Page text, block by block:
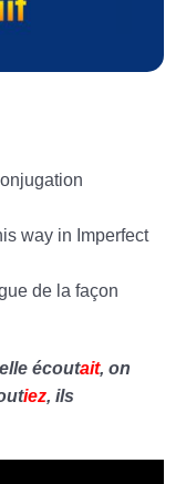
way in Imperfect
de la façon
écoutait, on
iez, ils